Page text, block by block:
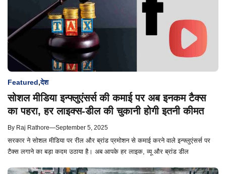
Featured,देश
सोशल मीडिया इन्फ्लुएंसर्स की कमाई पर अब इनकम टैक्स
का पहरा, हर लाइक्स-डील की चुकानी होगी इतनी कीमत
By Raj Rathore—September 5, 2025
सरकार ने सोशल मीडिया पर रील और ब्रांड प्रमोशन से कमाई करने वाले इन्फ्लुएंसर्स पर
टैक्स लगाने का बड़ा कदम उठाया है। अब आपके हर लाइक, व्यू और ब्रांड डील